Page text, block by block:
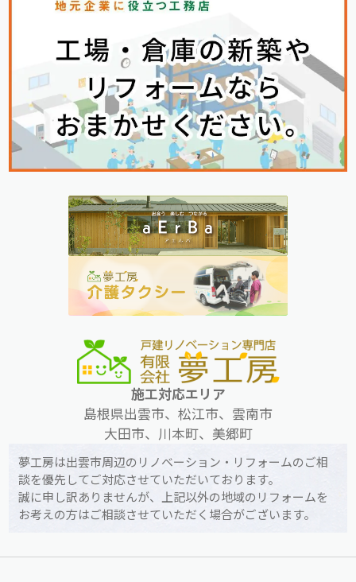
施工対応エリア
島根県出雲市、松江市、雲南市
大田市、川本町、美郷町
夢工房は出雲市周辺のリノベーション・リフォームのご相
談を優先してご対応させていただいております。
誠に申し訳ありませんが、上記以外の地域のリフォームを
お考えの方はご相談させていただく場合がございます。